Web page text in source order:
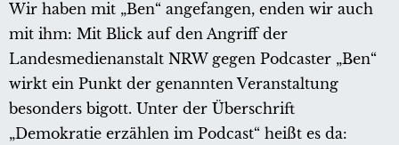
Wir haben mit „Ben“ angefangen, enden wir auch
mit ihm: Mit Blick auf den Angriff der
Landesmedienanstalt NRW gegen Podcaster „Ben“
wirkt ein Punkt der genannten Veranstaltung
besonders bigott. Unter der Überschrift
„Demokratie erzählen im Podcast“ heißt es da: